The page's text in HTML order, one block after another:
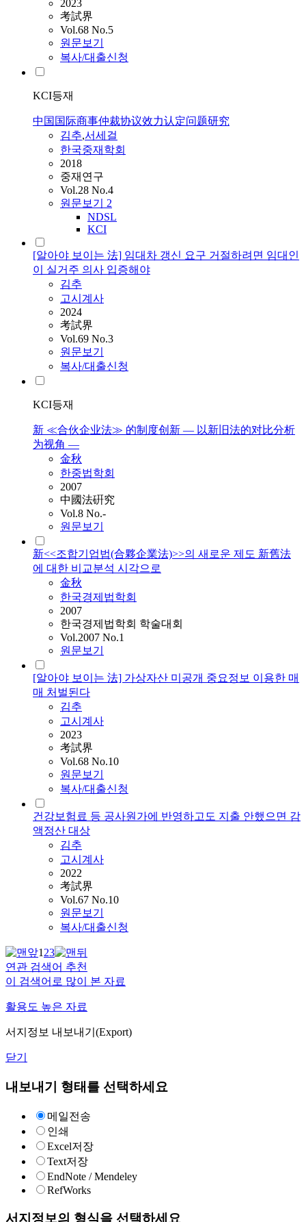
2023
考試界
Vol.68 No.5
원문보기
복사/대출신청
KCI등재
中国国际商事仲裁协议效力认定问题研究
김추,서세걸
한국중재학회
2018
중재연구
Vol.28 No.4
원문보기 2
NDSL
KCI
[알아야 보이는 法] 임대차 갱신 요구 거절하려면 임대인
이 실거주 의사 입증해야
김추
고시계사
2024
考試界
Vol.69 No.3
원문보기
복사/대출신청
KCI등재
新 ≪合伙企业法≫ 的制度创新 ― 以新旧法的对比分析
为视角 ―
金秋
한중법학회
2007
中國法硏究
Vol.8 No.-
원문보기
新<<조합기업법(合夥企業法)>>의 새로운 제도 新舊法
에 대한 비교분석 시각으로
金秋
한국경제법학회
2007
한국경제법학회 학술대회
Vol.2007 No.1
원문보기
[알아야 보이는 法] 가상자산 미공개 중요정보 이용한 매
매 처벌된다
김추
고시계사
2023
考試界
Vol.68 No.10
원문보기
복사/대출신청
건강보험료 등 공사원가에 반영하고도 지출 안했으면 감
액정산 대상
김추
고시계사
2022
考試界
Vol.67 No.10
원문보기
복사/대출신청
123
연관 검색어 추천
이 검색어로 많이 본 자료
활용도 높은 자료
서지정보 내보내기(Export)
닫기
내보내기 형태를 선택하세요
메일전송
인쇄
Excel저장
Text저장
EndNote / Mendeley
RefWorks
서지정보의 형식을 선택하세요